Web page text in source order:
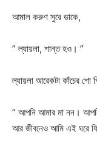
আমাল করুণ সুরে ডাকে,
” ল্যায়লা, শান্ত হও। ”
ল্যায়লা আরেকটা কাঁচের শো
” আপনি আমার মা নন।
আর জীবনেও আমি এই ঘরে